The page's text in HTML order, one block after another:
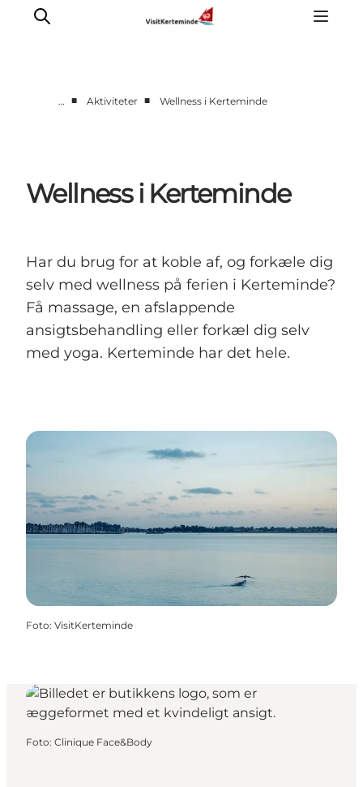
Spis godt
Sov godt
Det sker
Sommerbus
… ■ Aktiviteter ■ Wellness i Kerteminde
Wellness i Kerteminde
Har du brug for at koble af, og forkæle dig
selv med wellness på ferien i Kerteminde?
Få massage, en afslappende
ansigtsbehandling eller forkæl dig selv
med yoga. Kerteminde har det hele.
Foto: VisitKerteminde
Foto: Clinique Face&Body